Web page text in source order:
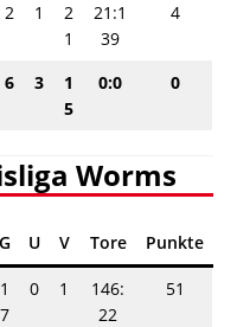
2 1
2
1
21:1
39
4
6 3
1
5
0:0 0
Worms
G U V Tore Punkte
1
7
0 1
146:
22
51